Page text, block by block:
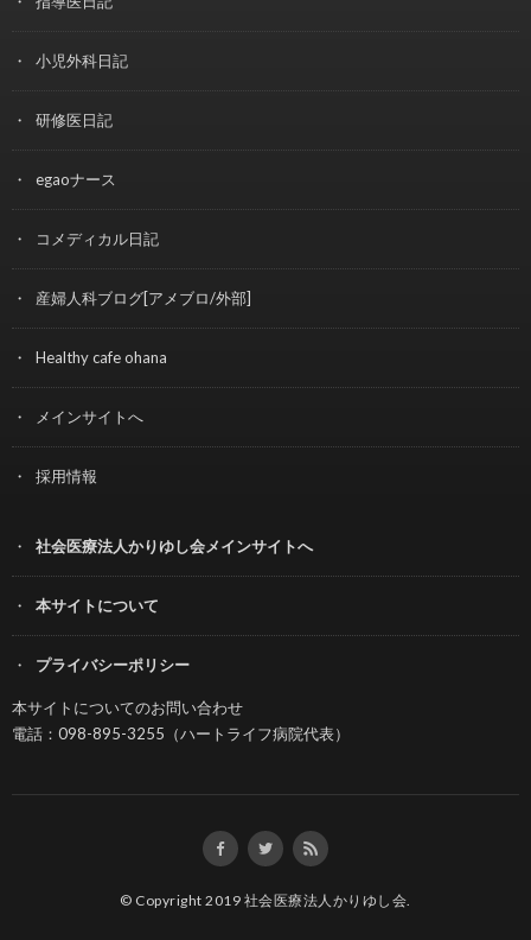
小児外科日記
研修医日記
egaoナース
コメディカル日記
産婦人科ブログ[アメブロ/外部]
Healthy cafe ohana
メインサイトへ
採用情報
社会医療法人かりゆし会メインサイトへ
本サイトについて
プライバシーポリシー
本サイトについてのお問い合わせ
電話：098-895-3255（ハートライフ病院代表）
© Copyright 2019 社会医療法人かりゆし会.